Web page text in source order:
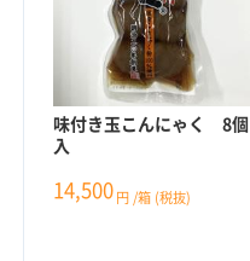
味付き玉こんにゃく 8個
入
14,500 円 /箱 (税抜)